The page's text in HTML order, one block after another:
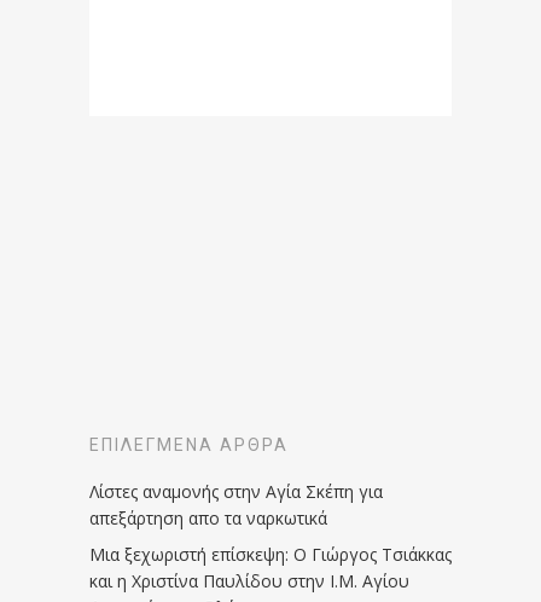
ΕΠΙΛΕΓΜΈΝΑ ΆΡΘΡΑ
Λίστες αναμονής στην Αγία Σκέπη για
απεξάρτηση απο τα ναρκωτικά
Μια ξεχωριστή επίσκεψη: Ο Γιώργος Τσιάκκας
και η Χριστίνα Παυλίδου στην Ι.Μ. Αγίου